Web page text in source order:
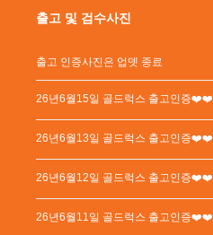
출고 및 검수사진
출고 인증사진은 업뎃 종료
26년6월15일 골드럭스 출고인증❤️❤️
26년6월13일 골드럭스 출고인증❤️❤️
26년6월12일 골드럭스 출고인증❤️❤️
26년6월11일 골드럭스 출고인증❤️❤️